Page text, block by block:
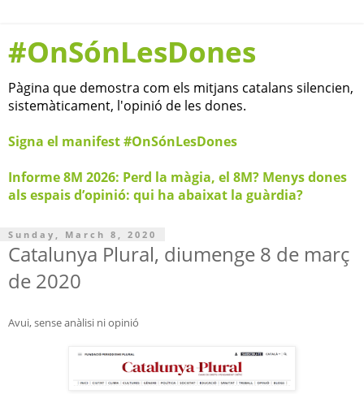
#OnSónLesDones
Pàgina que demostra com els mitjans catalans silencien,
sistemàticament, l'opinió de les dones.
Signa el manifest #OnSónLesDones
Informe 8M 2026: Perd la màgia, el 8M? Menys dones
als espais d’opinió: qui ha abaixat la guàrdia?
Sunday, March 8, 2020
Catalunya Plural, diumenge 8 de març
de 2020
Avui, senseanàlisi niopinió